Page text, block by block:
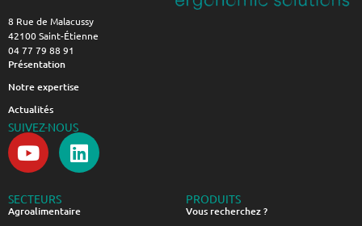
8 Rue de Malacussy
42100 Saint-Étienne
04 77 79 88 91
Présentation
Notre expertise
Actualités
SUIVEZ-NOUS
SECTEURS
Agroalimentaire
PRODUITS
Vous recherchez ?